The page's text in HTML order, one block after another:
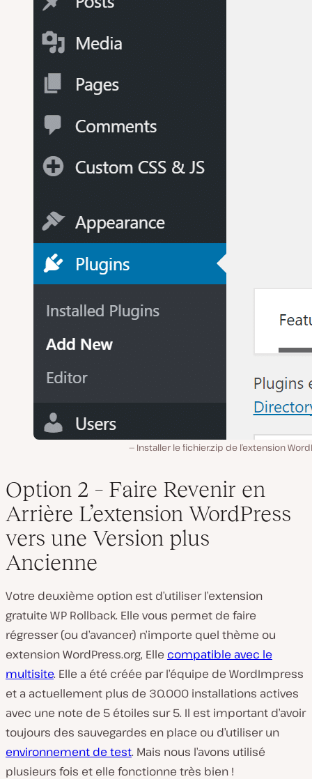
Installer le fichier.zip de l’extension
Option 2 – Faire Revenir en
Arrière L’extension WordPress
vers une Version plus
Ancienne
Votre deuxième option est d’utiliser l’extension
gratuite WP Rollback. Elle vous permet de faire
régresser (ou d’avancer) n’importe quel thème ou
extension WordPress.org, Elle compatible avec le
multisite. Elle a été créée par l’équipe de WordImpress
et a actuellement plus de 30.000 installations actives
avec une note de 5 étoiles sur 5. Il est important d’avoir
toujours des sauvegardes en place ou d’utiliser un
environnement de test. Mais nous l’avons utilisé
plusieurs fois et elle fonctionne très bien !